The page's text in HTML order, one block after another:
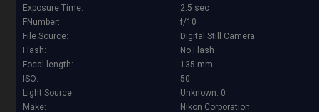
Exposure Time:
2.5 sec
FNumber:
f/10
File Source:
Digital Still Camera
Flash:
No Flash
Focal length:
135 mm
ISO:
50
Light Source:
Unknown: 0
Make:
Nikon Corporation